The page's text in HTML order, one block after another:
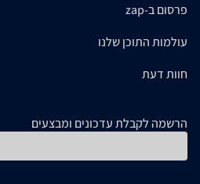
פרסום ב-zap
עולמות התוכן שלנו
חוות דעת
הרשמה לקבלת עדכונים ומבצעים